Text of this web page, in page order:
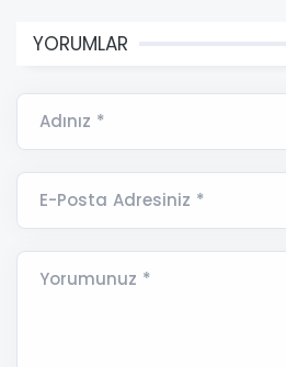
YORUMLAR
Adınız *
E-Posta Adresiniz *
Yorumunuz *